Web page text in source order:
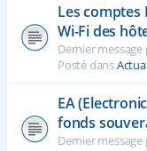
Les
Wi-Fi des
Dernier message
Posté dans
EA
fonds
Dernier message